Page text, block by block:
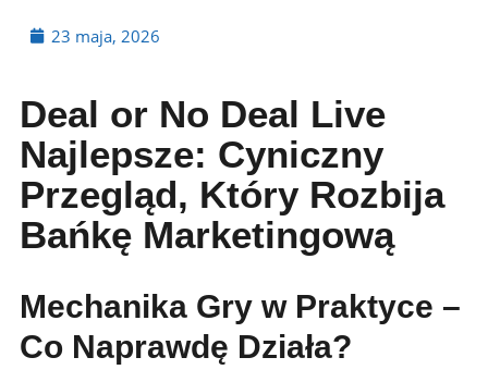
23 maja, 2026
Deal or No Deal Live
Najlepsze: Cyniczny
Przegląd, Który Rozbija
Bańkę Marketingową
Mechanika Gry w Praktyce –
Co Naprawdę Działa?